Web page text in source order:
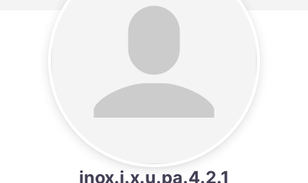
inox.i.x.u.pa.4.2.1